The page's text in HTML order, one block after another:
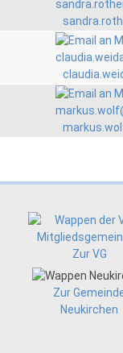
Zur VG
Zur
Neukirchen